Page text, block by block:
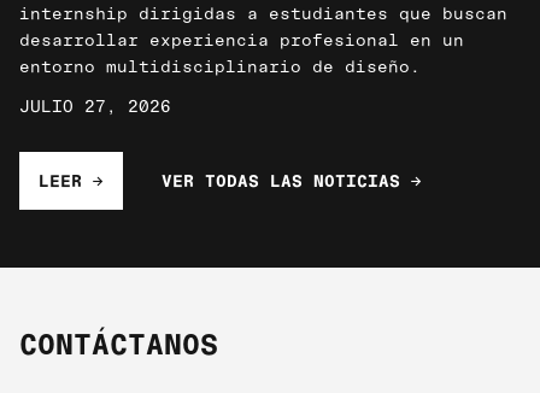
internship dirigidas a estudiantes que buscan
desarrollar experiencia profesional en un
entorno multidisciplinario de diseño.
JULIO 27, 2026
LEER → VER TODAS LAS NOTICIAS →
CONTÁCTANOS